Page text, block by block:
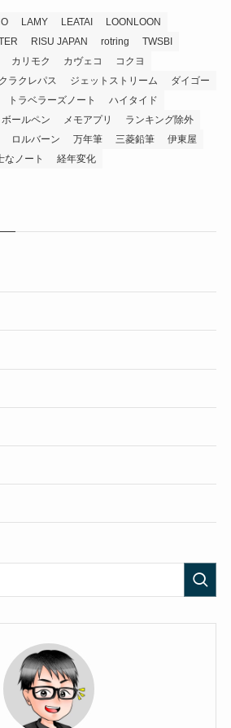
LAMY LEATAI
LOONLOON
RISU JAPAN rotring
TWSBI
カリモク カヴェコ
コクヨ
ラクレパス ジェットストリーム
ダイゴー
トラベラーズノート
ハイタイド
ボールペン メモアプリ
ランキング除外
ロルバーン 万年筆 三菱鉛筆
伊東屋
なノート 経年変化